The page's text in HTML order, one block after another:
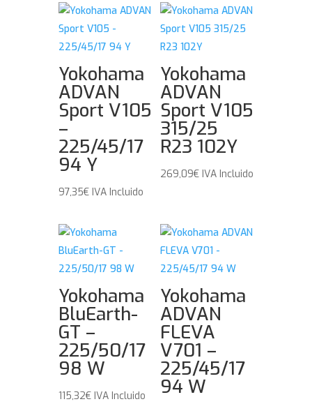
Yokohama
ADVAN
Sport V105
–
225/45/17
94 Y
97,35€ IVA Incluido
Yokohama
ADVAN
Sport V105
315/25
R23 102Y
269,09€ IVA Incluido
Yokohama
BluEarth-
GT –
225/50/17
98 W
115,32€ IVA Incluido
Yokohama
ADVAN
FLEVA
V701 –
225/45/17
94 W